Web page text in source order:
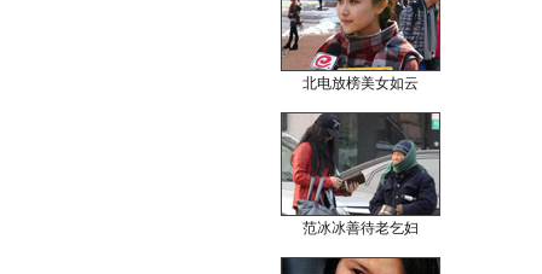
北电放榜美女如云
范冰冰善待老乞妇